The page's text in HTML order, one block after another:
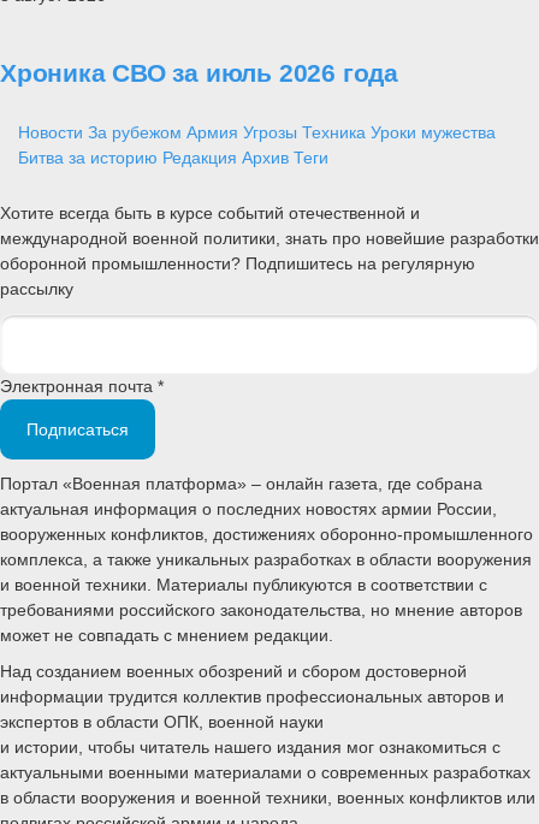
Хроника СВО за июль 2026 года
Новости За рубежом Армия Угрозы Техника Уроки мужества
Битва за историю Редакция Архив Теги
Хотите всегда быть в курсе событий отечественной и
международной военной политики, знать про новейшие разработки
оборонной промышленности? Подпишитесь на регулярную
рассылку
Электронная почта *
Подписаться
Портал «Военная платформа» – онлайн газета, где собрана
актуальная информация о последних новостях армии России,
вооруженных конфликтов, достижениях оборонно-промышленного
комплекса, а также уникальных разработках в области вооружения
и военной техники. Материалы публикуются в соответствии с
требованиями российского законодательства, но мнение авторов
может не совпадать с мнением редакции.
Над созданием военных обозрений и сбором достоверной
информации трудится коллектив профессиональных авторов и
экспертов в области ОПК, военной науки
и истории, чтобы читатель нашего издания мог ознакомиться с
актуальными военными материалами о современных разработках
в области вооружения и военной техники, военных конфликтов или